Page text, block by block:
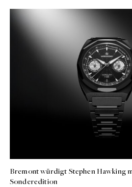
Bremont würdigt Stephen Hawking
Sonderedition